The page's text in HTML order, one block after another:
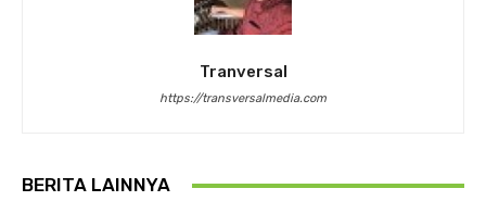
Tranversal
https://transversalmedia.com
BERITA LAINNYA